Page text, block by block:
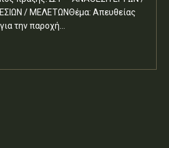
/ ΜΕΛΕΤΩΝΘέμα: Απευθείας
την παροχή...